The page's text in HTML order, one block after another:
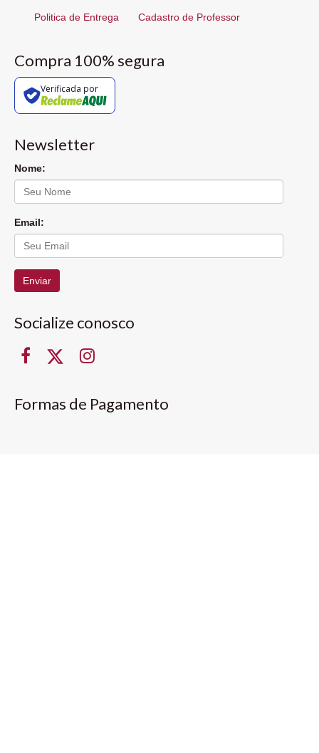
Politica de Entrega Cadastro de Professor
Compra 100% segura
Verificada por
Newsletter
Nome:
Email:
Enviar
Socialize conosco
Formas de Pagamento